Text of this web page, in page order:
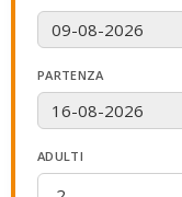
PARTENZA
ADULTI